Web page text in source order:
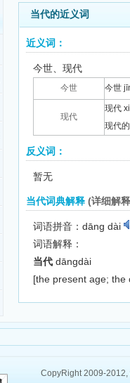
当代的近义词
近义词：
今世、现代
今世 今世
现代
现代
现代
反义词：
暂无
当代词典解释 (详细解
词语拼音：dāng dài
词语解释：
当代 dāngdài
[the present age; the
CopyRight 2009-2012,